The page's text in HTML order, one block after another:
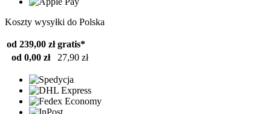
Koszty wysyłki do Polska
od 239,00 zł gratis*
od 0,00 zł
27,90 zł